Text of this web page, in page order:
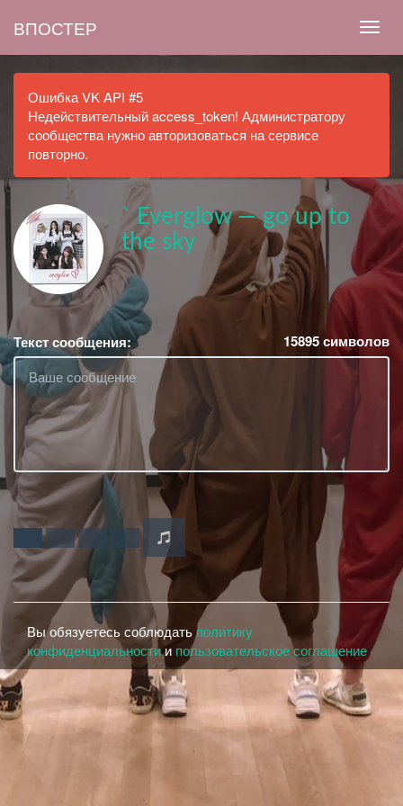
ВПОСТЕР
Ошибка VK API #5
Недействительный access_token! Администратору
сообщества нужно авторизоваться на сервисе
повторно.
` Everglow — go up to
the sky
Текст сообщения: 15895символов
Вы обязуетесь соблюдатьполитику
конфиденциальностии пользовательское соглашение